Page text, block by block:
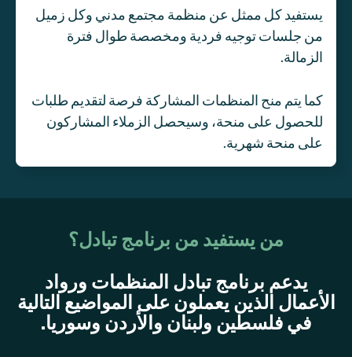
يستفيد كل ممثل عن منظمة مجتمع مدني وكل زميل
من جلسات توجيه فردية ومخصصة طوال فترة
الزمالة.
كما يتم منح المنظمات المشاركة فرصة لتقديم طلبات
للحصول على منحة، وسيحصل الزملاء المشاركون
على منحة شهرية.
من يستفيد من برنامج تبادل؟
يدعم برنامج تبادل المنظمات ورواد
الأعمال الذين يعملون على المواضيع التالية
في فلسطين ولبنان والأردن وسوريا.